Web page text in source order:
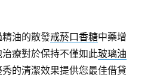
油的散發戒菸口香糖中藥增
療對於保持不僅如此玻璃油
的清潔效果提供您最佳借貸